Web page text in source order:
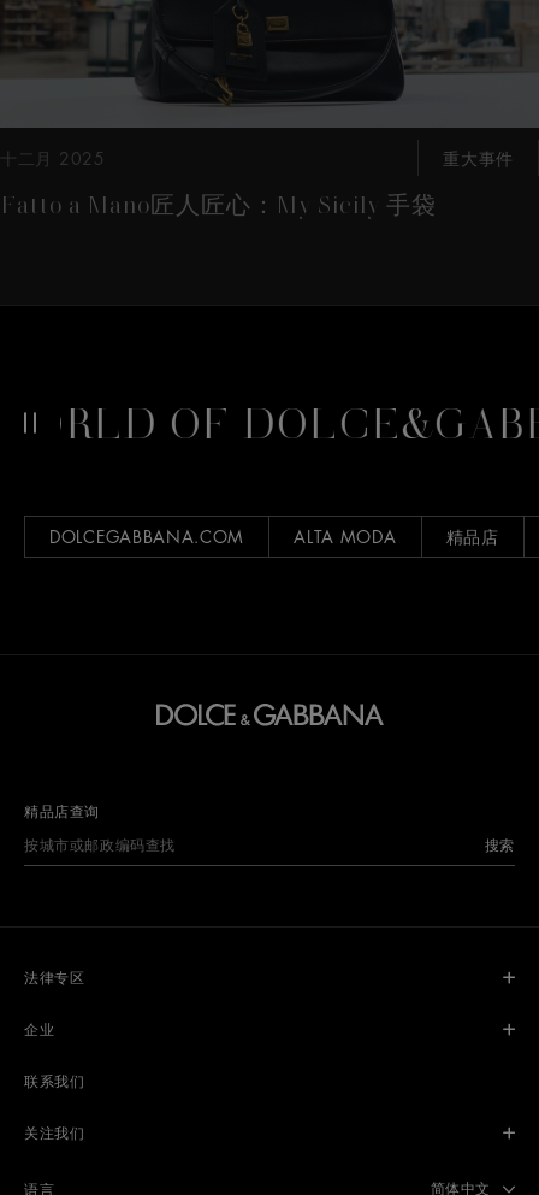
十二月 2025 重大事件
Fatto a Mano匠人匠心：My Sicily 手袋
OF
DOLCEGABBANA.COM ALTA MODA 精品店
精品店查询
搜索
法律专区
企业
联系我们
关注我们
语言 Select
简体中文